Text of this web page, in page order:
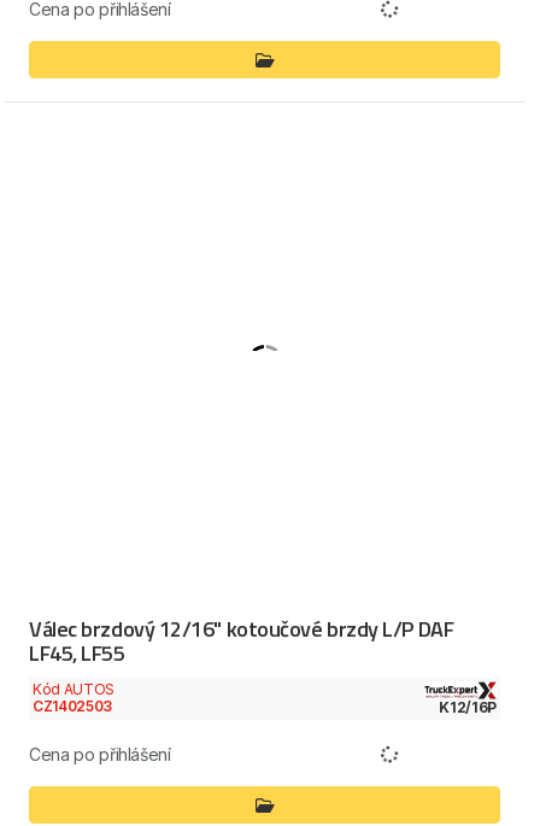
Cena po přihlášení
Válec brzdový 12/16" kotoučové brzdy L/P DAF
LF45, LF55
Kód AUTOS
CZ1402503
K12/16P
Cena po přihlášení